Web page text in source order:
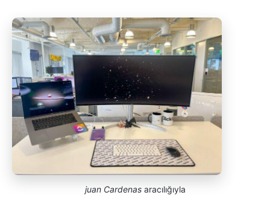
juan Cardenasaracılığıyla